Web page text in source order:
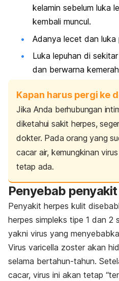
kelamin sebelum luka
kembali muncul.
Adanya lecet dan luka
Luka lepuhan di
dan berwarna
Kapan harus pergi ke
Jika Anda berhubungan
diketahui sakit herpes,
dokter. Pada orang yang
cacar air, kemungkinan
tetap ada.
Penyebab
Penyakit herpes kulit
herpes simpleks tipe 1 dan 2
yakni virus yang
Virus varicella zoster akan
selama bertahun-tahun.
cacar, virus ini akan tetap